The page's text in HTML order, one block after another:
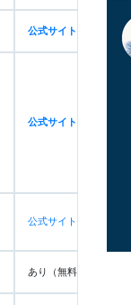
公式サイト
公式サイト
公式サイト
あり（無料）